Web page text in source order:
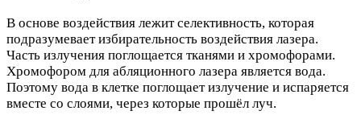
В основе воздействия лежит селективность, которая
подразумевает избирательность воздействия лазера.
Часть излучения поглощается тканями и хромофорами.
Хромофором для абляционного лазера является вода.
Поэтому вода в клетке поглощает излучение и испаряется
вместе со слоями, через которые прошёл луч.